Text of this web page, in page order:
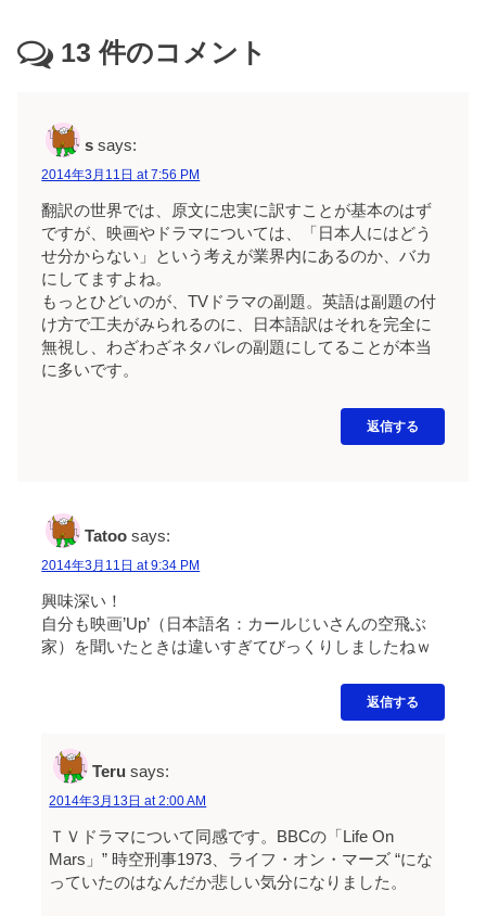
13 件のコメント
s says:
2014年3月11日 at 7:56 PM
翻訳の世界では、原文に忠実に訳すことが基本のはず
ですが、映画やドラマについては、「日本人にはどう
せ分からない」という考えが業界内にあるのか、バカ
にしてますよね。
もっとひどいのが、TVドラマの副題。英語は副題の付
け方で工夫がみられるのに、日本語訳はそれを完全に
無視し、わざわざネタバレの副題にしてることが本当
に多いです。
返信する
Tatoo says:
2014年3月11日 at 9:34 PM
興味深い！
自分も映画’Up’（日本語名：カールじいさんの空飛ぶ
家）を聞いたときは違いすぎてびっくりしましたねｗ
返信する
Teru says:
2014年3月13日 at 2:00 AM
ＴＶドラマについて同感です。BBCの「Life On
Mars」” 時空刑事1973、ライフ・オン・マーズ “にな
っていたのはなんだか悲しい気分になりました。